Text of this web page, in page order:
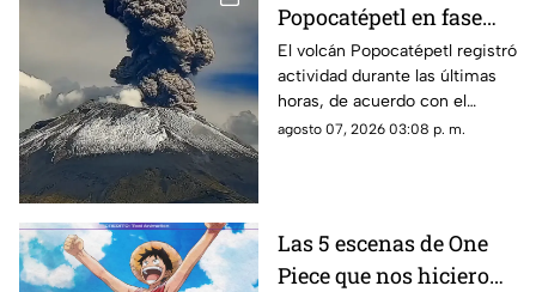
Popocatépetl en fase
amarilla 2: así fue la
explosión que elevó
ceniza a 3.5 kilómetros
El volcán Popocatépetl registró
actividad durante las últimas
horas, de acuerdo con el
monitoreo realizado por las
agosto 07, 2026 03:08 p. m.
Las 5 escenas de One
Piece que nos hicieron